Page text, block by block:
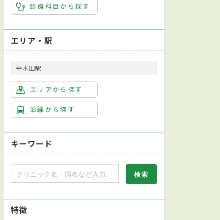
診療科目から探す
エリア・駅
平木田駅
エリアから探す
沿線から探す
キーワード
特徴